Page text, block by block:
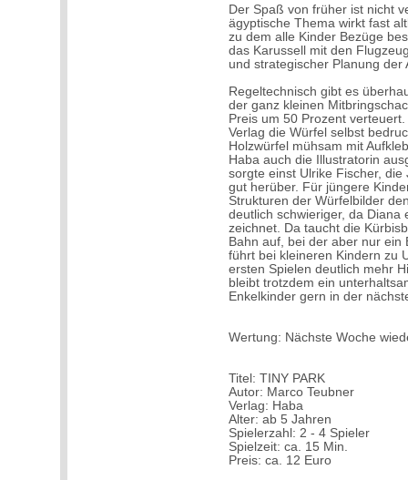
Der Spaß von früher ist nicht
ägyptische Thema wirkt fast
zu dem alle Kinder Bezüge
das Karussell mit den
und strategischer Planung
Regeltechnisch gibt es
der ganz kleinen
Preis um 50 Prozent
Verlag die Würfel selbst
Holzwürfel mühsam mit
Haba auch die Illustratorin
sorgte einst Ulrike Fischer,
gut herüber. Für jüngere
Strukturen der Würfelbilder
deutlich schwieriger, da
zeichnet. Da taucht die
Bahn auf, bei der aber nur ein
führt bei kleineren Kindern zu
ersten Spielen deutlich mehr
bleibt trotzdem ein
Enkelkinder gern in der
Wertung: Nächste Woche
Titel: TINY PARK
Autor: Marco Teubner
Verlag: Haba
Alter: ab 5 Jahren
Spielerzahl: 2 - 4 Spieler
Spielzeit: ca. 15 Min.
Preis: ca. 12 Euro